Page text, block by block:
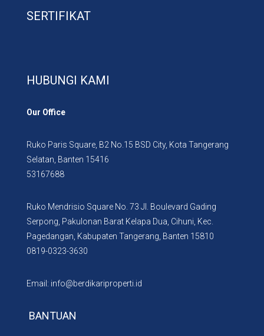
SERTIFIKAT
HUBUNGI KAMI
Our Office
Ruko Paris Square, B2 No.15 BSD City, Kota Tangerang
Selatan, Banten 15416
53167688
Ruko Mendrisio Square No. 73 Jl. Boulevard Gading
Serpong, Pakulonan Barat Kelapa Dua, Cihuni, Kec.
Pagedangan, Kabupaten Tangerang, Banten 15810
0819-0323-3630
Email: info@berdikariproperti.id
BANTUAN